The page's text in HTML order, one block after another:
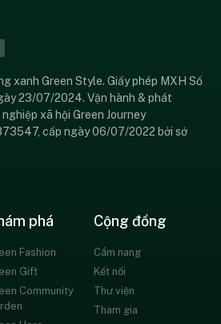
xanh Green Style. Giấy phép MXH Số
23/07/2024. Vận hành & phát
xã hội Green Journey
cấp ngày 06/07/2022 bởi sở
phá
Fashion
Gift
Community
Cộng đồng
Cẩm nang
Kết nối
Thư viện
Tham gia